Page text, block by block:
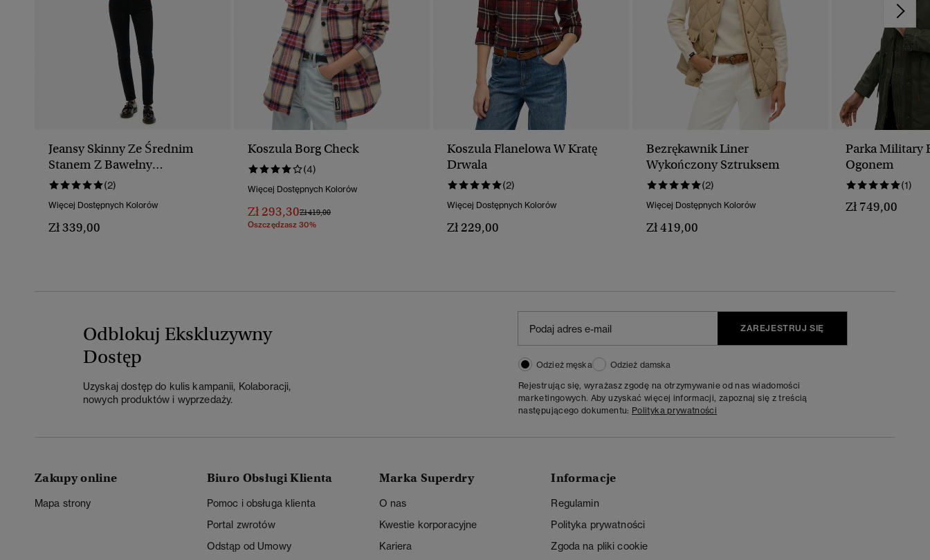
Jeansy Skinny Ze Średnim
Stanem Z Bawełny
Ekologicznej
(2)
Więcej Dostępnych Kolorów
Zł 339,00
Koszula Borg Check
(4)
Więcej Dostępnych Kolorów
Zł 293,30Cena Obniżona Od
Zł 419,00Do
Oszczędzasz 30%
Koszula Flanelowa W Kratę
Drwala
(2)
Więcej Dostępnych Kolorów
Zł 229,00
Bezrękawnik Liner
Wykończony Sztruksem
(2)
Więcej Dostępnych Kolorów
Zł 419,00
Parka Military
Ogonem
(1)
Zł 749,00
Odblokuj Ekskluzywny
Dostęp
Uzyskaj dostęp do kulis kampanii, Kolaboracji,
nowych produktów i wyprzedaży.
ZAREJESTRUJ SIĘ
Odzież męska
Odzież damska
Rejestrując się, wyrażasz zgodę na otrzymywanie od nas wiadomości
marketingowych. Aby uzyskać więcej informacji, zapoznaj się z treścią
następującego dokumentu: Polityka prywatności
Zakupy online
Mapa strony
Biuro Obsługi Klienta
Pomoc i obsługa klienta
Portal zwrotów
Odstąp od Umowy
Marka Superdry
O nas
Kwestie korporacyjne
Kariera
Informacje
Regulamin
Polityka prywatności
Zgoda na pliki cookie